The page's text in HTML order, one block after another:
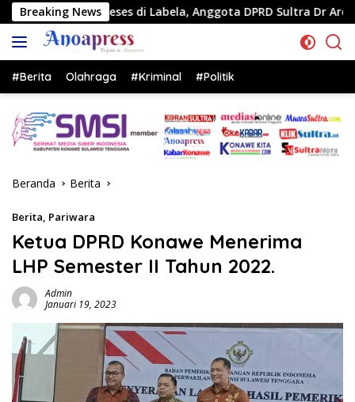
Langsung
ke
konten
Breaking News
Reses di Labela, Anggota DPRD Sultra Dr Ardin Akan
#Berita Olahraga #Kriminal #Politik
Beranda Berita
Berita, Pariwara
Ketua DPRD Konawe Menerima
LHP Semester II Tahun 2022.
Admin
Januari 19, 2023